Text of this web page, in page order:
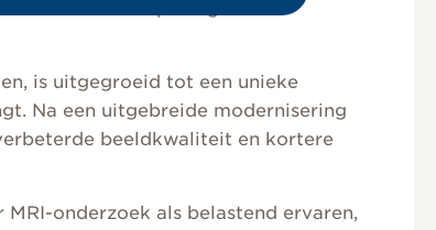
officiële heropening van de
is uitgegroeid tot een unieke
Na een uitgebreide modernisering
beeldkwaliteit en kortere
onderzoek als belastend ervaren,